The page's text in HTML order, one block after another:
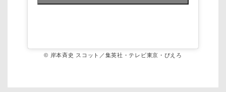
© 岸本斉史 スコット／集英社・テレビ東京・ぴえろ